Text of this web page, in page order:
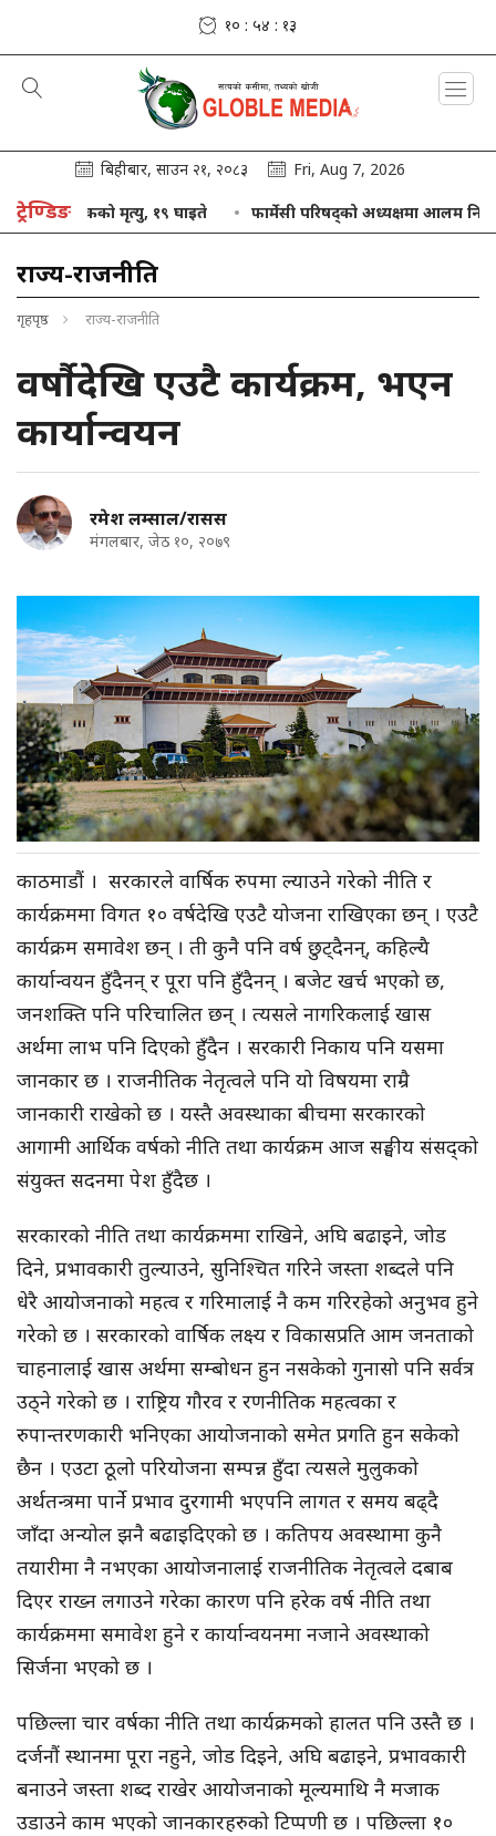
१० : ५४ : १४
बिहीबार, साउन २१, २०८३ Fri, Aug 7, 2026
ट्रेण्डिङ
एकको मृत्यु, १९ घाइते फार्मेसी परिषद्को अध्यक्षमा आलम नियुक्त
राज्य-राजनीति
गृहपृष्ठ राज्य-राजनीति
वर्षौदेखि एउटै कार्यक्रम, भएन
कार्यान्वयन
रमेश लम्साल/रासस
मंगलबार, जेठ १०, २०७९
काठमाडौं । सरकारले वार्षिक रुपमा ल्याउने गरेको नीति र
कार्यक्रममा विगत १० वर्षदेखि एउटै योजना राखिएका छन् । एउटै
कार्यक्रम समावेश छन् । ती कुनै पनि वर्ष छुट्दैनन्, कहिल्यै
कार्यान्वयन हुँदैनन् र पूरा पनि हुँदैनन् । बजेट खर्च भएको छ,
जनशक्ति पनि परिचालित छन् । त्यसले नागरिकलाई खास
अर्थमा लाभ पनि दिएको हुँदैन । सरकारी निकाय पनि यसमा
जानकार छ । राजनीतिक नेतृत्वले पनि यो विषयमा राम्रै
जानकारी राखेको छ । यस्तै अवस्थाका बीचमा सरकारको
आगामी आर्थिक वर्षको नीति तथा कार्यक्रम आज सङ्घीय संसद्को
संयुक्त सदनमा पेश हुँदैछ ।
सरकारको नीति तथा कार्यक्रममा राखिने, अघि बढाइने, जोड
दिने, प्रभावकारी तुल्याउने, सुनिश्चित गरिने जस्ता शब्दले पनि
धेरै आयोजनाको महत्व र गरिमालाई नै कम गरिरहेको अनुभव हुने
गरेको छ । सरकारको वार्षिक लक्ष्य र विकासप्रति आम जनताको
चाहनालाई खास अर्थमा सम्बोधन हुन नसकेको गुनासो पनि सर्वत्र
उठ्ने गरेको छ । राष्ट्रिय गौरव र रणनीतिक महत्वका र
रुपान्तरणकारी भनिएका आयोजनाको समेत प्रगति हुन सकेको
छैन । एउटा ठूलो परियोजना सम्पन्न हुँदा त्यसले मुलुकको
अर्थतन्त्रमा पार्ने प्रभाव दुरगामी भएपनि लागत र समय बढ्दै
जाँदा अन्योल झनै बढाइदिएको छ । कतिपय अवस्थामा कुनै
तयारीमा नै नभएका आयोजनालाई राजनीतिक नेतृत्वले दबाब
दिएर राख्न लगाउने गरेका कारण पनि हरेक वर्ष नीति तथा
कार्यक्रममा समावेश हुने र कार्यान्वयनमा नजाने अवस्थाको
सिर्जना भएको छ ।
पछिल्ला चार वर्षका नीति तथा कार्यक्रमको हालत पनि उस्तै छ ।
दर्जनौं स्थानमा पूरा नहुने, जोड दिइने, अघि बढाइने, प्रभावकारी
बनाउने जस्ता शब्द राखेर आयोजनाको मूल्यमाथि नै मजाक
उडाउने काम भएको जानकारहरुको टिप्पणी छ । पछिल्ला १०